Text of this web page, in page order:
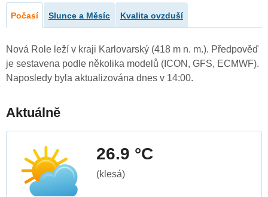
Počasí Slunce a Měsíc Kvalita ovzduší
Nová Role leží v kraji Karlovarský (418 m n. m.). Předpověď
je sestavena podle několika modelů (ICON, GFS, ECMWF).
Naposledy byla aktualizována dnes v 14:00.
Aktuálně
26.9 °C
(klesá)